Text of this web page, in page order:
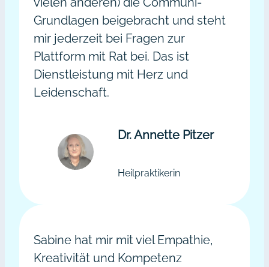
Grundlagen beigebracht und steht
mir jederzeit bei Fragen zur
Plattform mit Rat bei. Das ist
Dienstleistung mit Herz und
Leidenschaft.
Dr. Annette Pitzer
Heilpraktikerin
Sabine hat mir mit viel Empathie,
Kreativität und Kompetenz